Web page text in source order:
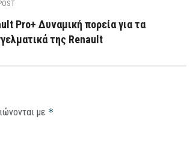
Pro+ Δυναμική πορεία για τα
της Renault
με *